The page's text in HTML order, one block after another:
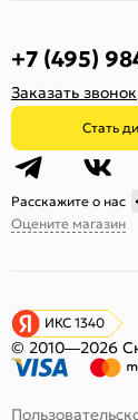
+7 (495)
Заказать звонок
Стать
Расскажите о нас
Оцените магазин
ИКС 1340
© 2010—2026